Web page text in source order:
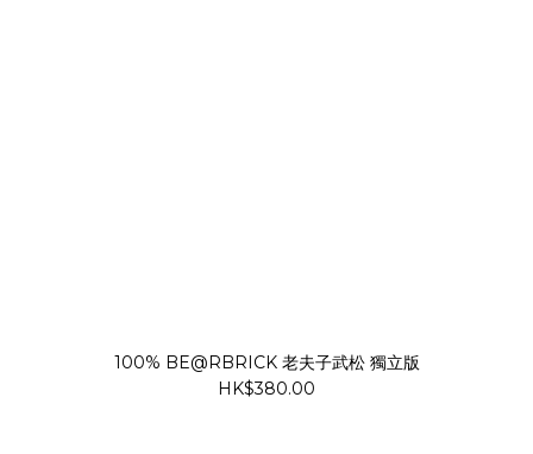
100% BE@RBRICK 老夫子武松 獨立版
HK$380.00